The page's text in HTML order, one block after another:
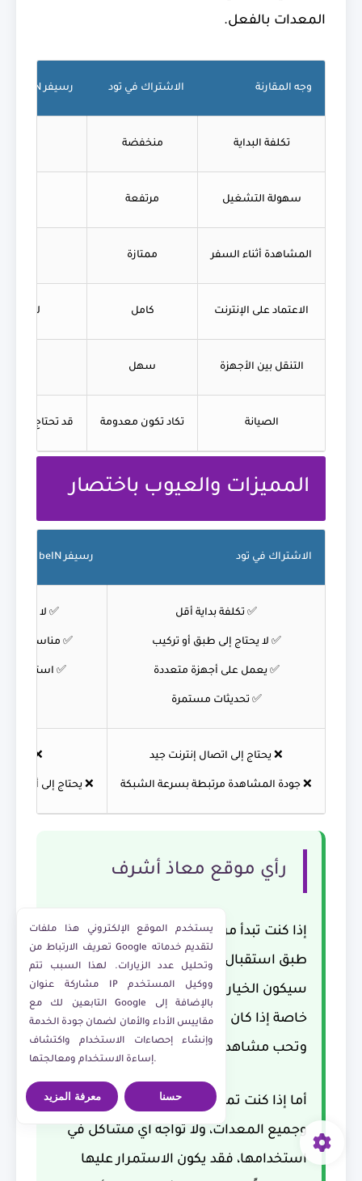
المعدات بالفعل.
وجه المقارنة الاشتراك في تود رسيفر beIN
تكلفة البداية منخفضة
سهولة التشغيل مرتفعة
المشاهدة أثناء السفر ممتازة
الاعتماد على الإنترنت كامل لا يحتاج
التنقل بين الأجهزة سهل
الصيانة تكاد تكون معدومة قد تحتاج إلى
المميزات والعيوب باختصار
الاشتراك في تود رسيفر beIN
✅ تكلفة بداية أقل
✅ لا يحتاج إلى طبق أو تركيب
✅ يعمل على أجهزة متعددة
✅ تحديثات مستمرة
✅ لا يعتمد
✅ مناسب
✅ استقرار
❌ يحتاج إلى اتصال إنترنت جيد
❌ جودة المشاهدة مرتبطة بسرعة الشبكة
❌
❌ يحتاج إلى أجهزة
رأي موقع معاذ أشرف
إذا كنت تبدأ من الصفر ولا تمتلك رسيفراً أو
طبق استقبال، فإنالاشتراك في تودغالباً
سيكون الخيار الأكثر توفيراً والأكثر مرونة،
خاصة إذا كان لديك إنترنت منزلي مستقر
وتحب مشاهدة المحتوى على أكثر من جهاز.
أما إذا كنت تمتلك بالفعل رسيفر beIN
وجميع المعدات، ولا تواجه أي مشاكل في
استخدامها، فقد يكون الاستمرار عليها
يستخدم الموقع الإلكتروني هذا ملفات
تعريف الارتباط من Google لتقديم خدماته
وتحليل عدد الزيارات. لهذا السبب تتم
مشاركة عنوان IP ووكيل المستخدم
التابعين لك مع Google بالإضافة إلى
مقاييس الأداء والأمان لضمان جودة الخدمة
وإنشاء إحصاءات الاستخدام واكتشاف
إساءة الاستخدام ومعالجتها.
معرفة المزيد حسنا